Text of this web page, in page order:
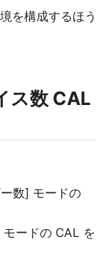
を構成するほう
ス数 CAL
数] モードの
ードの CAL を